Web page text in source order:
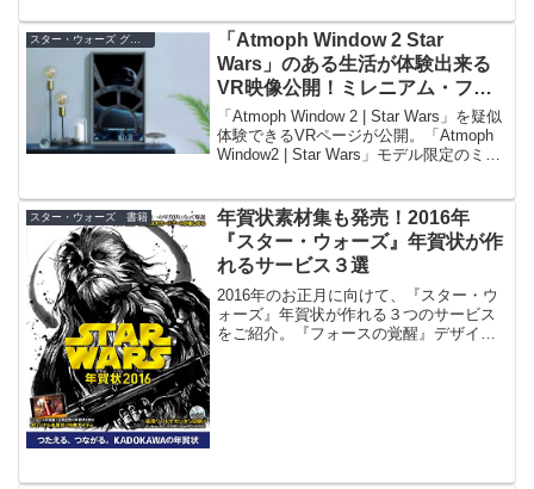
「Atmoph Window 2 Star
Wars」のある生活が体験出来る
VR映像公開！ミレニアム・ファ
ルコンデザインの窓枠デコレーシ
ョンも
「Atmoph Window 2 | Star Wars」を疑似
体験できるVRページが公開。「Atmoph
Window2 | Star Wars」モデル限定のミレ
スター・ウォーズ 書籍
年賀状素材集も発売！2016年
『スター・ウォーズ』年賀状が作
れるサービス３選
2016年のお正月に向けて、『スター・ウ
ォーズ』年賀状が作れる３つのサービス
をご紹介。『フォースの覚醒』デザイン